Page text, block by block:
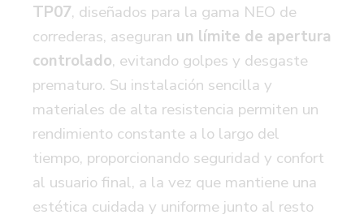
TP07, diseñados para la gama NEO de
correderas, aseguran un límite de apertura
controlado, evitando golpes y desgaste
prematuro. Su instalación sencilla y
materiales de alta resistencia permiten un
rendimiento constante a lo largo del
tiempo, proporcionando seguridad y confort
al usuario final, a la vez que mantiene una
estética cuidada y uniforme junto al resto